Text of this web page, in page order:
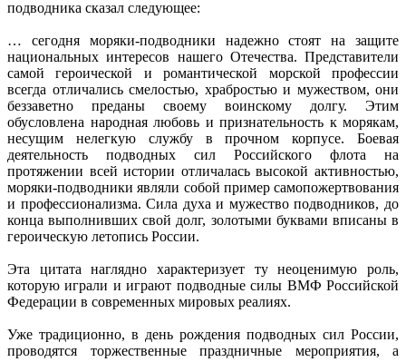
подводника сказал следующее:
… сегодня моряки-подводники надежно стоят на защите
национальных интересов нашего Отечества. Представители
самой героической и романтической морской профессии
всегда отличались смелостью, храбростью и мужеством, они
беззаветно преданы своему воинскому долгу. Этим
обусловлена народная любовь и признательность к морякам,
несущим нелегкую службу в прочном корпусе. Боевая
деятельность подводных сил Российского флота на
протяжении всей истории отличалась высокой активностью,
моряки-подводники являли собой пример самопожертвования
и профессионализма. Сила духа и мужество подводников, до
конца выполнивших свой долг, золотыми буквами вписаны в
героическую летопись России.
Эта цитата наглядно характеризует ту неоценимую роль,
которую играли и играют подводные силы ВМФ Российской
Федерации в современных мировых реалиях.
Уже традиционно, в день рождения подводных сил России,
проводятся торжественные праздничные мероприятия, а